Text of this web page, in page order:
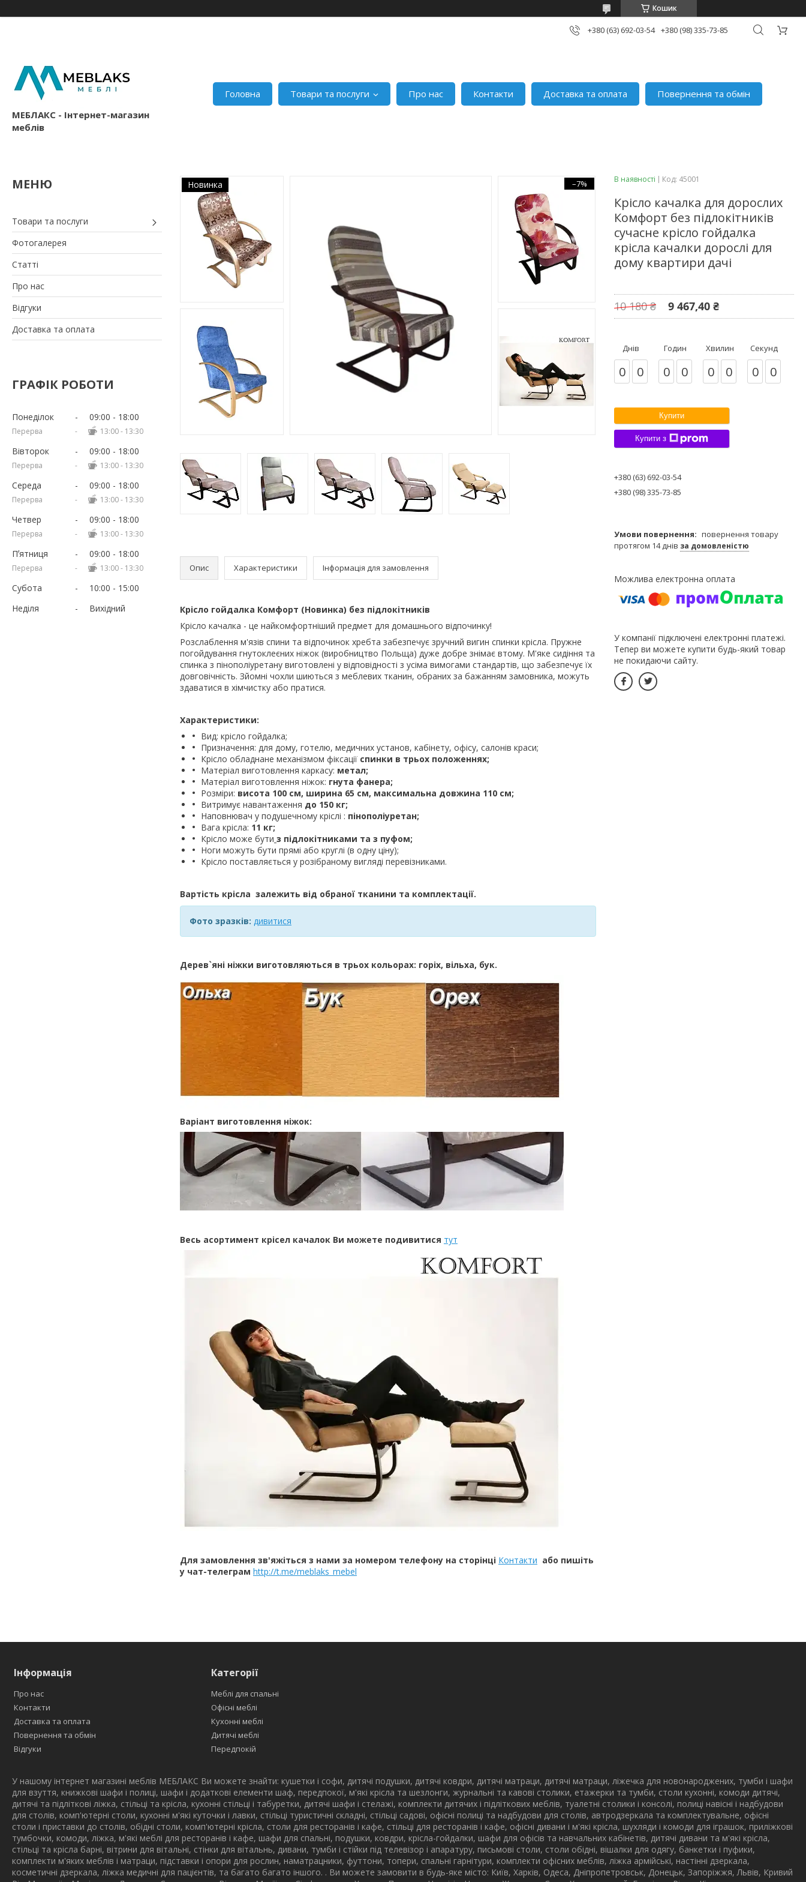
Кошик
+380 (63) 692-03-54 +380 (98) 335-73-85
МЕБЛАКС - Інтернет-магазин
меблів
Головна Товари та послуги Про нас Контакти Доставка та оплата Повернення та обмін
Товари та послуги
Фотогалерея
Статті
Про нас
Відгуки
Доставка та оплата
ГРАФІК РОБОТИ
Понеділок 09:00 18:00
13:00 13:30
Вівторок 09:00 18:00
13:00 13:30
Середа 09:00 18:00
13:00 13:30
Четвер 09:00 18:00
13:00 13:30
Пʼятниця 09:00 18:00
13:00 13:30
Субота 10:00
15:00
Неділя
Вихідний
Новинка –7%
Опис Характеристики Інформація для замовлення
Крісло гойдалка Комфорт (Новинка) без підлокітників
Крісло качалка - це найкомфортніший предмет для домашнього відпочинку!
Розслаблення м'язів спини та відпочинок хребта забезпечує зручний вигин спинки крісла. Пружне
погойдування гнутоклеєних ніжок (виробництво Польща) дуже добре знімає втому. М'яке сидіння та
спинка з пінополіуретану виготовлені у відповідності з усіма вимогами стандартів, що забезпечує їх
довговічність. Зйомні чохли шиються з меблевих тканин, обраних за бажанням замовника, можуть
здаватися в хімчистку або пратися.
Характеристики:
Вид: крісло гойдалка;
Призначення: для дому, готелю, медичних установ, кабінету, офісу, салонів краси;
Крісло обладнане механізмом фіксації спинки в трьох положеннях;
Матеріал виготовлення каркасу: метал;
Матеріал виготовлення ніжок: гнута фанера;
Розміри: висота 100 см, ширина 65 см, максимальна довжина 110 см;
Витримує навантаження до 150 кг;
Наповнювач у подушечному кріслі : пінополіуретан;
Вага крісла: 11 кг;
Крісло може бути з підлокітниками та з пуфом;
Ноги можуть бути прямі або круглі (в одну ціну);
Крісло поставляється у розібраному вигляді перевізниками.
Вартість крісла залежить від обраної тканини та комплектації.
Фото зразків: дивитися
Дерев`яні ніжки виготовляються в трьох кольорах: горіх, вільха, бук.
Варіант виготовлення ніжок:
Весь асортимент крісел качалок Ви можете подивитися тут
Для замовлення зв'яжіться з нами за номером телефону на сторінці Контакти або пишіть
у чат-телеграм http://t.me/meblaks_mebel
В наявності Код: 45001
Крісло качалка для дорослих
Комфорт без підлокітників
сучасне крісло гойдалка
крісла качалки дорослі для
дому квартири дачі
10 180 ₴ 9 467,40 ₴
Днів
0 0
Годин
0 0
Хвилин
0 0
Секунд
0 0
Купити
Купити з
+380 (63) 692-03-54
+380 (98) 335-73-85
повернення товару
протягом 14 днів за домовленістю
У компанії підключені електронні платежі.
Тепер ви можете купити будь-який товар
не покидаючи сайту.
Інформація
Про нас
Контакти
Доставка та оплата
Повернення та обмін
Відгуки
Категорії
Меблі для спальні
Офісні меблі
Кухонні меблі
Дитячі меблі
Передпокій
У нашому інтернет магазині меблів МЕБЛАКС Ви можете знайти: кушетки і софи, дитячі подушки, дитячі ковдри, дитячі матраци, дитячі матраци, ліжечка для новонароджених, тумби і шафи
для взуття, книжкові шафи і полиці, шафи і додаткові елементи шаф, передпокої, м'які крісла та шезлонги, журнальні та кавові столики, етажерки та тумби, столи кухонні, комоди дитячі,
дитячі та підліткові ліжка, стільці та крісла, кухонні стільці і табуретки, дитячі шафи і стелажі, комплекти дитячих і підліткових меблів, туалетні столики і консолі, полиці навісні і надбудови
для столів, комп'ютерні столи, кухонні м'які куточки і лавки, стільці туристичні складні, стільці садові, офісні полиці та надбудови для столів, автродзеркала та комплектувальне, офісні
столи і приставки до столів, обідні столи, комп'ютерні крісла, столи для ресторанів і кафе, стільці для ресторанів і кафе, офісні дивани і м'які крісла, шухляди і комоди для іграшок, приліжкові
тумбочки, комоди, ліжка, м'які меблі для ресторанів і кафе, шафи для спальні, подушки, ковдри, крісла-гойдалки, шафи для офісів та навчальних кабінетів, дитячі дивани та м'які крісла,
стільці та крісла барні, вітрини для вітальні, стінки для вітальнь, дивани, тумби і стійки під телевізор і апаратуру, письмові столи, столи обідні, вішалки для одягу, банкетки і пуфики,
комплекти м'яких меблів і матраци, підставки і опори для рослин, наматрацники, футтони, топери, спальні гарнітури, комплекти офісних меблів, ліжка армійські, настінні дзеркала,
косметичні дзеркала, ліжка медичні для пацієнтів, та багато багато іншого. . Ви можете замовити в будь-яке місто: Київ, Харків, Одеса, Дніпропетровськ, Донецьк, Запоріжжя, Львів, Кривий